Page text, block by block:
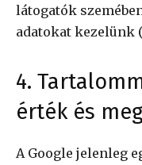
látogatók
adatokat kezelünk
4.
érték és
A Google jelenleg